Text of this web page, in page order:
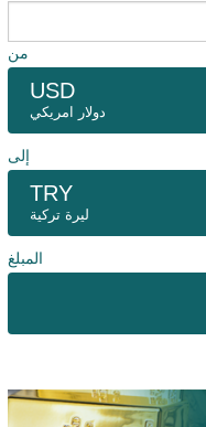
من
USD
دولار امريكي
إلى
TRY
ليرة تركية
المبلغ